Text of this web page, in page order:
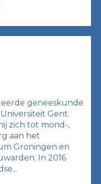
geneeskunde
Gent.
zich tot mond-,
aan het
Groningen en
In 2016